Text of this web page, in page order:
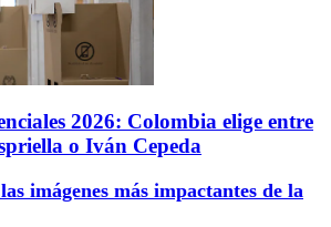
2026: Colombia elige entre
o Iván Cepeda
imágenes más impactantes de la